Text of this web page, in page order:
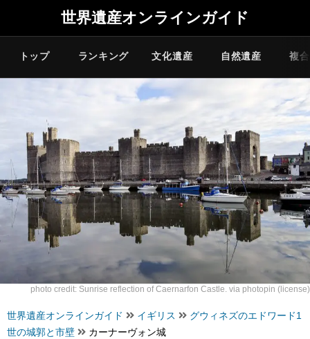
世界遺産オンラインガイド
トップ ランキング 文化遺産 自然遺産 複
photo credit: Sunrise reflection of Caernarfon Castle. via photopin (license)
世界遺産オンラインガイド イギリス
グウィネズのエドワード1
世の城郭と市壁
カーナーヴォン城